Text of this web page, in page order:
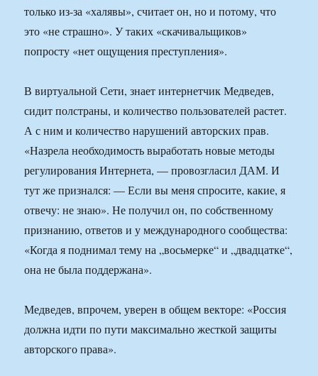
только из-за «халявы», считает он, но и потому, что
это «не страшно». У таких «скачивальщиков»
попросту «нет ощущения преступления».
В виртуальной Сети, знает интернетчик Медведев,
сидит полстраны, и количество пользователей растет.
А с ним и количество нарушений авторских прав.
«Назрела необходимость выработать новые методы
регулирования Интернета, — провозгласил ДАМ. И
тут же признался: — Если вы меня спросите, какие, я
отвечу: не знаю». Не получил он, по собственному
признанию, ответов и у международного сообщества:
«Когда я поднимал тему на „восьмерке“ и „двадцатке“,
она не была поддержана».
Медведев, впрочем, уверен в общем векторе: «Россия
должна идти по пути максимально жесткой защиты
авторского права».